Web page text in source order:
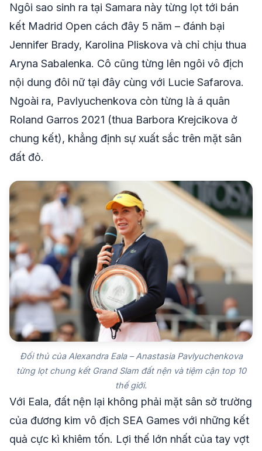
Ngôi sao sinh ra tại Samara này từng lọt tới bán
kết Madrid Open cách đây 5 năm – đánh bại
Jennifer Brady, Karolina Pliskova và chỉ chịu thua
Aryna Sabalenka. Cô cũng từng lên ngôi vô địch
nội dung đôi nữ tại đây cùng với Lucie Safarova.
Ngoài ra, Pavlyuchenkova còn từng là á quân
Roland Garros 2021 (thua Barbora Krejcikova ở
chung kết), khẳng định sự xuất sắc trên mặt sân
đất đỏ.
Đối thủ của Alexandra Eala – Anastasia Pavlyuchenkova
từng lọt chung kết Grand Slam đất nện và tiệm cận top 10
thế giới.
Với Eala, đất nện lại không phải mặt sân sở trường
của đương kim vô địch SEA Games với những kết
quả cực kì khiêm tốn. Lợi thế lớn nhất của tay vợt